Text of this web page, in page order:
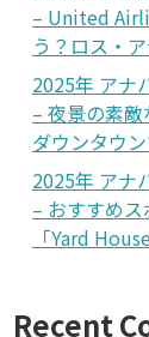
– United
う？ロス・
2025年 アナ
– 夜景の素
ダウンタウン
2025年 アナ
– おすすめ
「Yard House
Recent